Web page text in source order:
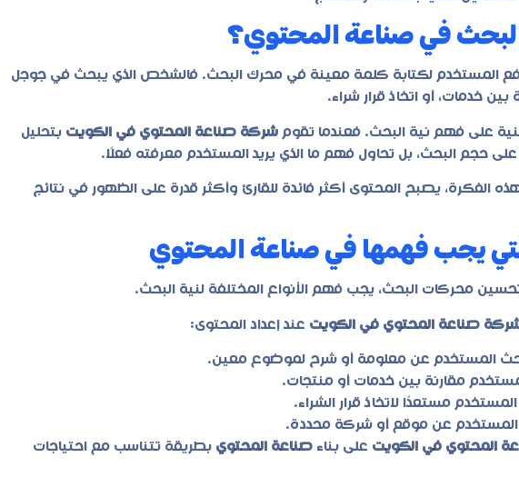
البحث في صناعة المحتوي؟
المستخدم لكتابة كلمة معينة في محرك البحث. فالشخص الذي يبحث في جوجل
خدمات، أو اتخاذ قرار شراء.
على فهم نية البحث. فعندما تقوم شركة صناعة المحتوي في الكويت بتحليل
على حجم البحث، بل تحاول فهم ما الذي يريد المستخدم معرفته فعلًا.
الفكرة، يصبح المحتوى أكثر فائدة للقارئ وأكثر قدرة على الظهور في نتائج
التي يجب فهمها في صناعة المحتوي
محركات البحث، يجب فهم الأنواع المختلفة لنية البحث.
صناعة المحتوي في الكويت عند إعداد المحتوى:
يبحث المستخدم عن معلومة أو شرح لموضوع معين.
مقارنة بين خدمات أو منتجات.
مستعدًا لاتخاذ قرار الشراء.
المستخدم عن موقع أو شركة محددة.
المحتوي في الكويت على بناء صناعة المحتوي بطريقة تتناسب مع احتياجات